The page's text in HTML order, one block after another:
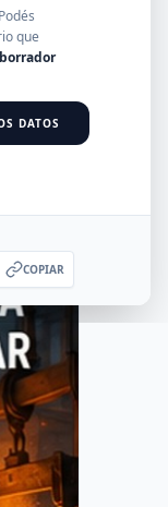
que
borrador
DATOS
COPIAR